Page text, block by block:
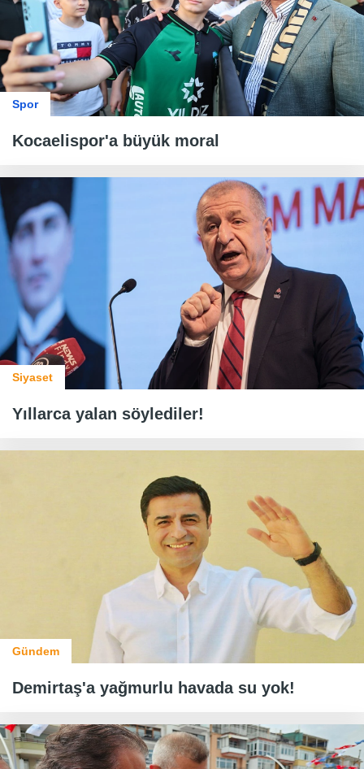
Spor
Kocaelispor'a büyük moral
Siyaset
Yıllarca yalan söylediler!
Gündem
Demirtaş'a yağmurlu havada su yok!